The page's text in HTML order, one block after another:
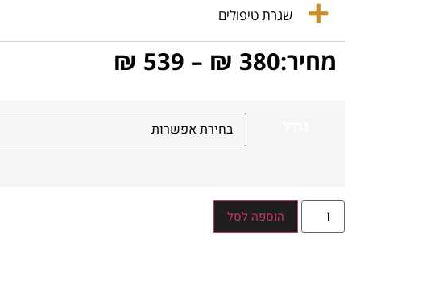
שגרת טיפולים
מחיר: ₪ 380
–
₪ 539
הוספה לסל